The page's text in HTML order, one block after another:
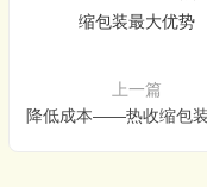
上一篇